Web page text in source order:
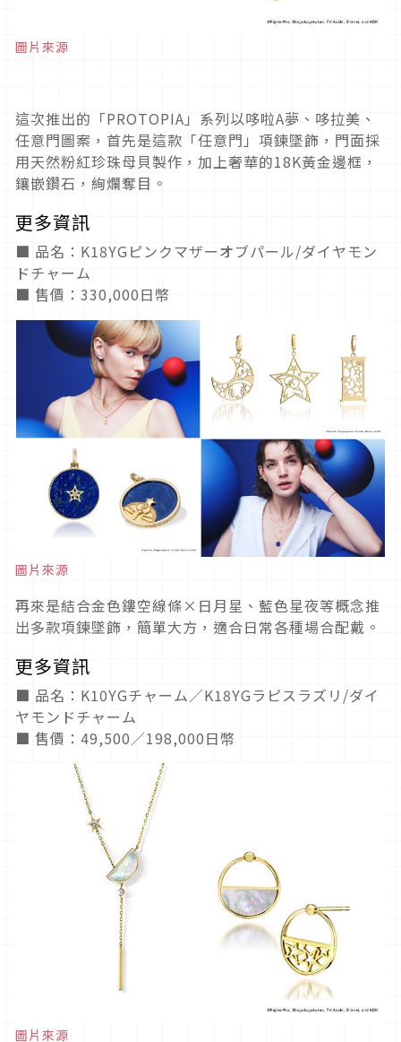
圖片來源
這次推出的「PROTOPIA」系列以哆啦A夢、哆拉美、
任意門圖案，首先是這款「任意門」項鍊墜飾，門面採
用天然粉紅珍珠母貝製作，加上奢華的18K黃金邊框，
鑲嵌鑽石，絢爛奪目。
更多資訊
■ 品名：K18YGピンクマザーオブパール/ダイヤモン
ドチャーム
■ 售價：330,000日幣
圖片來源
再來是結合金色鏤空線條×日月星、藍色星夜等概念推
出多款項鍊墜飾，簡單大方，適合日常各種場合配戴。
更多資訊
■ 品名：K10YGチャーム／K18YGラピスラズリ/ダイ
ヤモンドチャーム
■ 售價：49,500／198,000日幣
圖片來源